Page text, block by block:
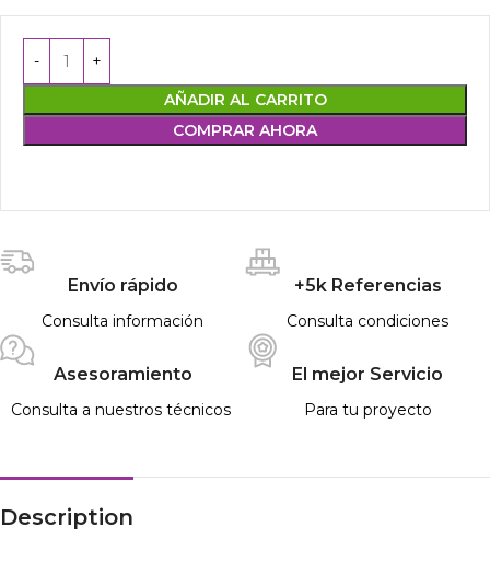
AÑADIR AL CARRITO
COMPRAR AHORA
Envío rápido
Consulta información
+5k Referencias
Consulta condiciones
Asesoramiento
Consulta a nuestros técnicos
El mejor Servicio
Para tu proyecto
Description